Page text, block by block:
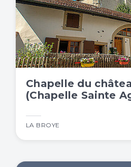
Chapelle du
(Chapelle Sainte
LA BROYE